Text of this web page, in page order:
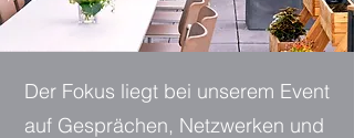
Der Fokus liegt bei unserem Event
auf Gesprächen, Netzwerken und